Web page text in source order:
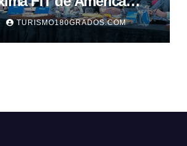
TURISMO180GRADOS.COM